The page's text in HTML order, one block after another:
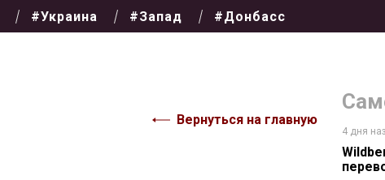
#Украина #Запад #Донбасс
Вернуться на главную
4 дня